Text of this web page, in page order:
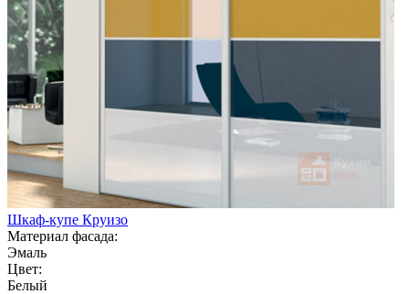
Шкаф-купе Круизо
Материал фасада:
Эмаль
Цвет:
Белый